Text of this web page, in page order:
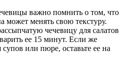
важно помнить о том, что
может менять свою текстуру.
чечевицу для салатов
ее 15 минут. Если же
супов или пюре, оставьте ее на